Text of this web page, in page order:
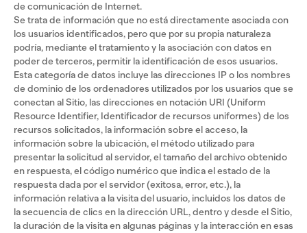
de comunicación de Internet.
Se trata de información que no está directamente asociada con
los usuarios identificados, pero que por su propia naturaleza
podría, mediante el tratamiento y la asociación con datos en
poder de terceros, permitir la identificación de esos usuarios.
Esta categoría de datos incluye las direcciones IP o los nombres
de dominio de los ordenadores utilizados por los usuarios que se
conectan al Sitio, las direcciones en notación URI (Uniform
Resource Identifier, Identificador de recursos uniformes) de los
recursos solicitados, la información sobre el acceso, la
información sobre la ubicación, el método utilizado para
presentar la solicitud al servidor, el tamaño del archivo obtenido
en respuesta, el código numérico que indica el estado de la
respuesta dada por el servidor (exitosa, error, etc.), la
información relativa a la visita del usuario, incluidos los datos de
la secuencia de clics en la dirección URL, dentro y desde el Sitio,
la duración de la visita en algunas páginas y la interacción en esas